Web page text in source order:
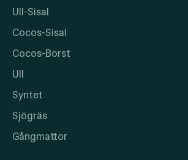
Ull-Sisal
Cocos-Sisal
Cocos-Borst
Ull
Syntet
Sjögräs
Gångmattor